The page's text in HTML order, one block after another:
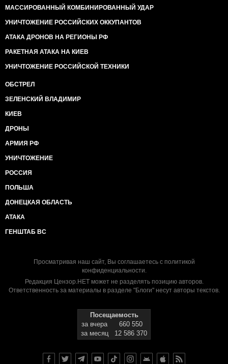
МАССИРОВАННЫЙ КОМБИНИРОВАННЫЙ УДАР
УНИЧТОЖЕНИЕ РОССИЙСКИХ ОККУПАНТОВ
АТАКА ДРОНОВ НА РЕГИОНЫ РФ
РАКЕТНАЯ АТАКА НА КИЕВ
УНИЧТОЖЕНИЕ РОССИЙСКОЙ ТЕХНИКИ
ОБСТРЕЛ
ЗЕЛЕНСКИЙ ВЛАДИМИР
КИЕВ
ДРОНЫ
АРМИЯ РФ
УНИЧТОЖЕНИЕ
РОССИЯ
ПОЛЬША
ДОНЕЦКАЯ ОБЛАСТЬ
АТАКА
ГЕНШТАБ ВС
Просматривая наш сайт, Вы соглашаетесь с политикой
конфиденциальности.
Редакция Цензор.НЕТ может не разделять позицию авторов.
Ответственность за материалы в разделе "Блоги" несут авторы текстов.
Посещаемость
за вчера
660 550
за месяц
12 586 370